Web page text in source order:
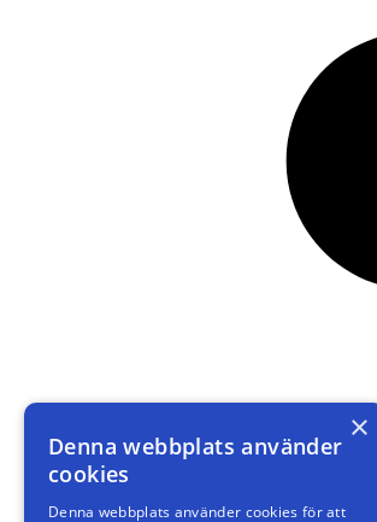
×
Denna webbplats använder
cookies
Denna webbplats använder cookies för att